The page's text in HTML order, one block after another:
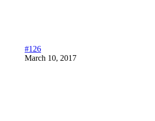
#126
March 10, 2017